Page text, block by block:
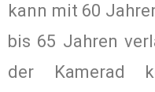
kann mit 60
bis 65 Jahren
der Kamerad